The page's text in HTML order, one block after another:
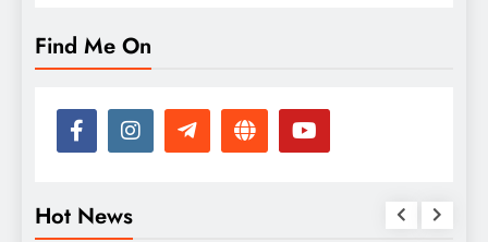
Find Me On
Hot News